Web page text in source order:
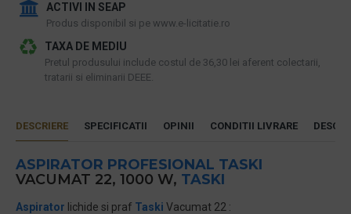
ACTIVI IN SEAP
Produs disponibil si pe www.e-licitatie.ro
TAXA DE MEDIU
Pretul produsului include costul de 36,30 lei aferent colectarii,
tratarii si eliminarii DEEE.
DESCRIERE SPECIFICATII OPINII CONDITII LIVRARE
ASPIRATOR PROFESIONAL TASKI
VACUMAT 22, 1000 W, TASKI
Aspirator lichide si praf Taski Vacumat 22 :